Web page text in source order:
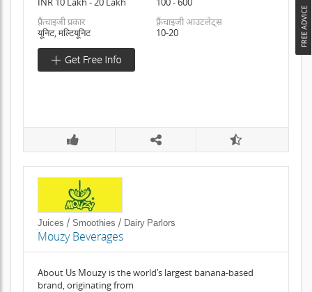
फ़्रैंचाइजी प्रकार
यूनिट, मल्टियूनिट
फ़्रैंचाइजी आउटलेट्स
10-20
Juices / Smoothies / Dairy Parlors
Mouzy Beverages
About Us Mouzy is the world’s largest banana-based
brand, originating from